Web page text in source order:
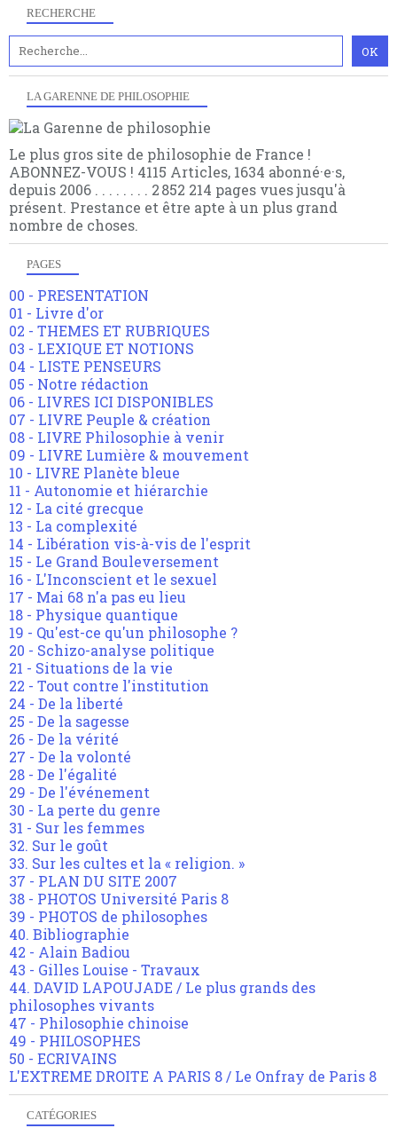
RECHERCHE
LA GARENNE DE PHILOSOPHIE
Le plus gros site de philosophie de France !
ABONNEZ-VOUS ! 4115 Articles, 1634 abonné·e·s,
depuis 2006 . . . . . . . . 2 852 214 pages vues jusqu'à
présent. Prestance et être apte à un plus grand
nombre de choses.
PAGES
00 - PRESENTATION
01 - Livre d'or
02 - THEMES ET RUBRIQUES
03 - LEXIQUE ET NOTIONS
04 - LISTE PENSEURS
05 - Notre rédaction
06 - LIVRES ICI DISPONIBLES
07 - LIVRE Peuple & création
08 - LIVRE Philosophie à venir
09 - LIVRE Lumière & mouvement
10 - LIVRE Planète bleue
11 - Autonomie et hiérarchie
12 - La cité grecque
13 - La complexité
14 - Libération vis-à-vis de l'esprit
15 - Le Grand Bouleversement
16 - L'Inconscient et le sexuel
17 - Mai 68 n'a pas eu lieu
18 - Physique quantique
19 - Qu'est-ce qu'un philosophe ?
20 - Schizo-analyse politique
21 - Situations de la vie
22 - Tout contre l'institution
24 - De la liberté
25 - De la sagesse
26 - De la vérité
27 - De la volonté
28 - De l'égalité
29 - De l'événement
30 - La perte du genre
31 - Sur les femmes
32. Sur le goût
33. Sur les cultes et la « religion. »
37 - PLAN DU SITE 2007
38 - PHOTOS Université Paris 8
39 - PHOTOS de philosophes
40. Bibliographie
42 - Alain Badiou
43 - Gilles Louise - Travaux
44. DAVID LAPOUJADE / Le plus grands des
philosophes vivants
47 - Philosophie chinoise
49 - PHILOSOPHES
50 - ECRIVAINS
L'EXTREME DROITE A PARIS 8 / Le Onfray de Paris 8
CATÉGORIES